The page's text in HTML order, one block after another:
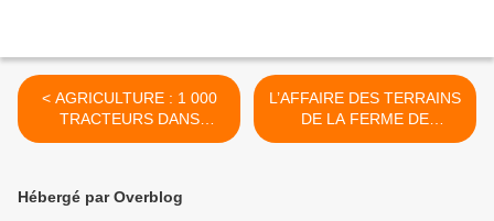
< AGRICULTURE : 1 000
TRACTEURS DANS
PARIS...3 MILLIARDS
L’AFFAIRE DES TERRAINS
DE LA FERME DE
VILLENEUVE Á CHÂTEAU
Hébergé par Overblog